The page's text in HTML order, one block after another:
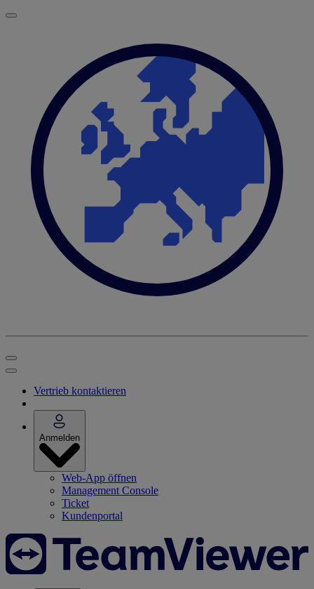
Vertrieb kontaktieren
Anmelden
Web-App öffnen
Management Console
Ticket
Kundenportal